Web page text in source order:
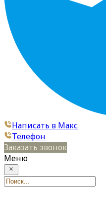
Написать в Макс
Телефон
Заказать звонок
Меню